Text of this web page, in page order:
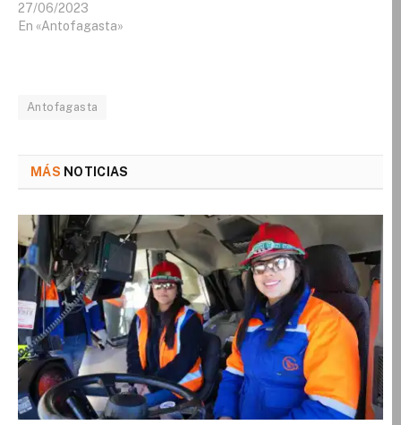
27/06/2023
En «Antofagasta»
Antofagasta
MÁS NOTICIAS